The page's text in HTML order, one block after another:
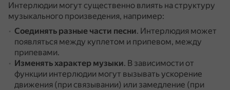
Интерлюдии могут существенно влиять на структуру
музыкального произведения, например:
Соединять разные части песни. Интерлюдия может
появляться между куплетом и припевом, между
припевами.
Изменять характер музыки. В зависимости от
функции интерлюдии могут вызывать ускорение
движения (при связывании) или замедление (при